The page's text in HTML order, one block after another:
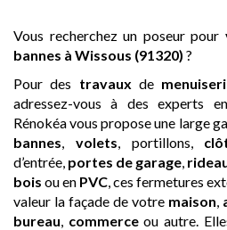
Vous recherchez un poseur pour
bannes à Wissous (91320) ?
Pour des travaux de
adressez-vous à des experts
Rénokéa vous propose une large
bannes
volets , portillons,
d’entrée, portes de garage
bois ou en PVC , ces fermetures
valeur la façade de votre maison
bureau commerceou autre.